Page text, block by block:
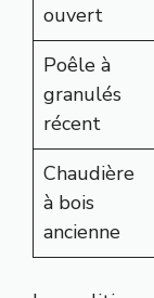
ouvert
Poêle à
granulés
récent
Chaudière
à bois
ancienne